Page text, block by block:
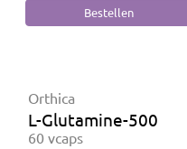
Orthica
L-Glutamine-500
60 vcaps